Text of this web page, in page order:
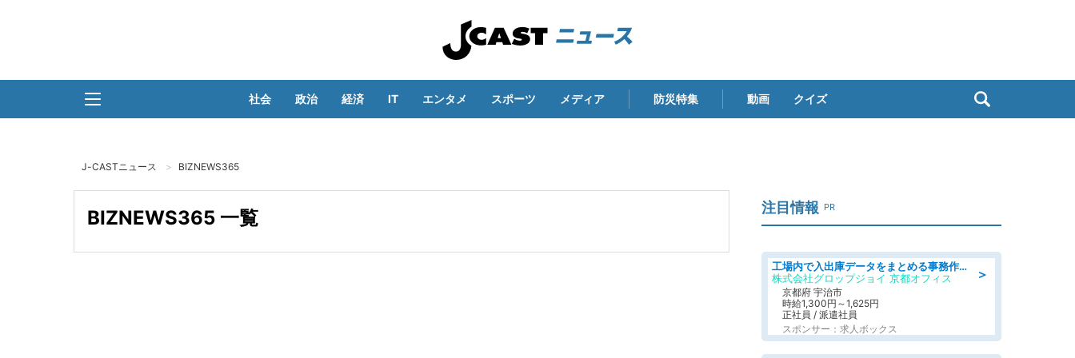
社会 政治 経済 IT エンタメ スポーツ メディア 防災特集 動画 クイズ
J-CASTニュース BIZNEWS365
BIZNEWS365 一覧 注目情報 PR
＞
工場内で入出庫データをまとめる事務作業/車通勤OK/交通費支給/食堂あり
株式会社グロップジョイ 京都オフィス
京都府 宇治市
時給1,300円～1,625円
正社員 / 派遣社員
スポンサー：求人ボックス